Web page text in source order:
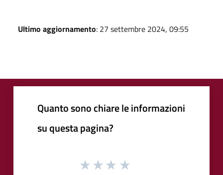
Ultimo aggiornamento: 27 settembre 2024, 09:55
Quanto sono chiare le informazioni
su questa pagina?